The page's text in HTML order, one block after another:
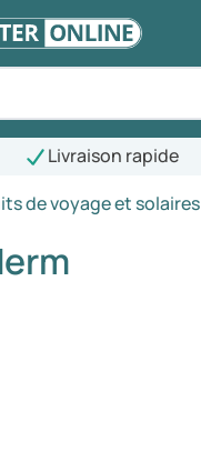
Livraison rapide
de voyage et solaires